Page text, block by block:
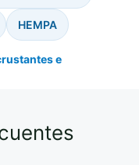
HEMPA
e